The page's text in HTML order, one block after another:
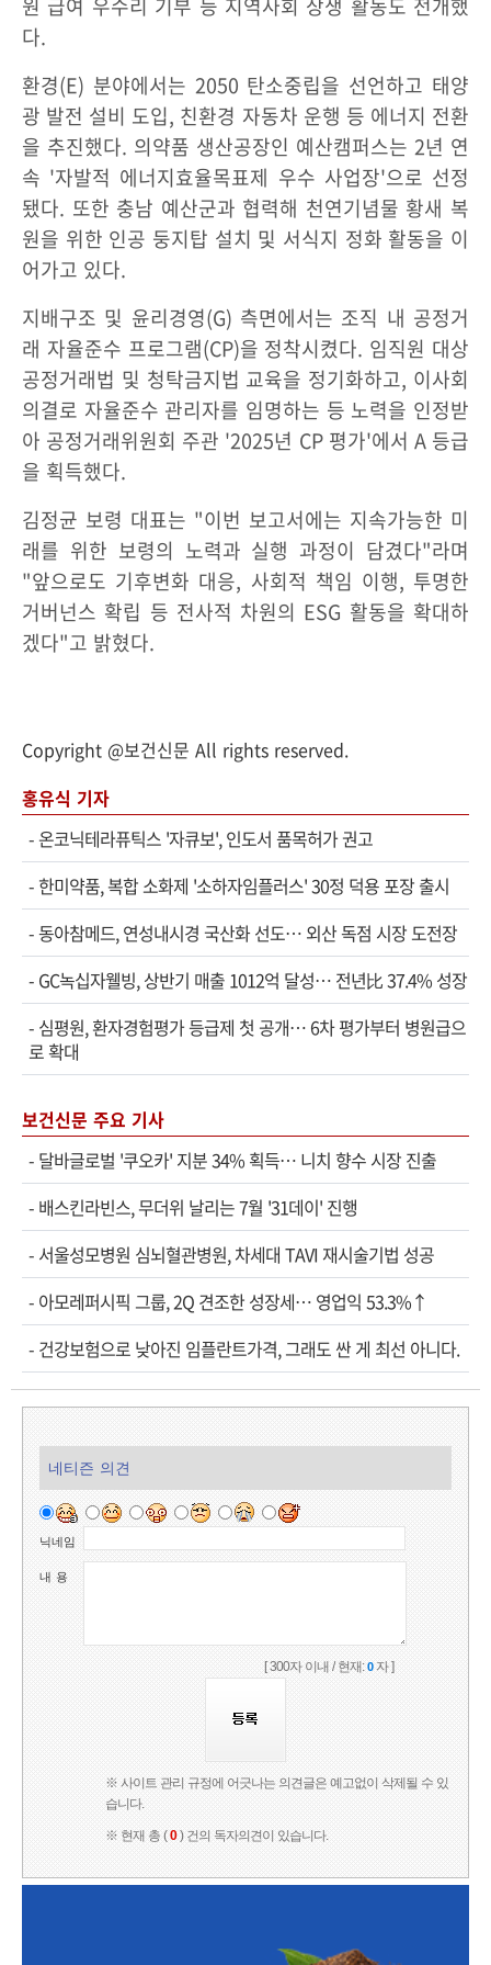
원 급여 우수리 기부 등 지역사회 상생 활동도 전개했
다.
환경(E) 분야에서는 2050 탄소중립을 선언하고 태양
광 발전 설비 도입, 친환경 자동차 운행 등 에너지 전환
을 추진했다. 의약품 생산공장인 예산캠퍼스는 2년 연
속 '자발적 에너지효율목표제 우수 사업장'으로 선정
됐다. 또한 충남 예산군과 협력해 천연기념물 황새 복
원을 위한 인공 둥지탑 설치 및 서식지 정화 활동을 이
어가고 있다.
지배구조 및 윤리경영(G) 측면에서는 조직 내 공정거
래 자율준수 프로그램(CP)을 정착시켰다. 임직원 대상
공정거래법 및 청탁금지법 교육을 정기화하고, 이사회
의결로 자율준수 관리자를 임명하는 등 노력을 인정받
아 공정거래위원회 주관 '2025년 CP 평가'에서 A 등급
을 획득했다.
김정균 보령 대표는 "이번 보고서에는 지속가능한 미
래를 위한 보령의 노력과 실행 과정이 담겼다"라며
"앞으로도 기후변화 대응, 사회적 책임 이행, 투명한
거버넌스 확립 등 전사적 차원의 ESG 활동을 확대하
겠다"고 밝혔다.
Copyright @보건신문 All rights reserved.
홍유식 기자
- 온코닉테라퓨틱스 '자큐보', 인도서 품목허가 권고
- 한미약품, 복합 소화제 '소하자임플러스' 30정 덕용 포장 출시
-동아참메드, 연성내시경 국산화 선도… 외산 독점 시장 도전장
- GC녹십자웰빙, 상반기 매출 1012억 달성… 전년比 37.4% 성장
- 심평원, 환자경험평가 등급제 첫 공개… 6차 평가부터 병원급으
로 확대
보건신문 주요 기사
- 달바글로벌 '쿠오카' 지분 34% 획득… 니치 향수 시장 진출
- 배스킨라빈스, 무더위 날리는 7월 '31데이' 진행
- 서울성모병원 심뇌혈관병원, 차세대 TAVI 재시술기법 성공
- 아모레퍼시픽 그룹, 2Q 견조한 성장세… 영업익 53.3%↑
- 건강보험으로 낮아진 임플란트가격, 그래도 싼 게 최선 아니다.
네티즌 의견
닉네임
내 용
[ 300자 이내 / 현재:0자 ]
※ 사이트 관리 규정에 어긋나는 의견글은 예고없이 삭제될 수 있
습니다.
※ 현재 총 (0) 건의 독자의견이 있습니다.